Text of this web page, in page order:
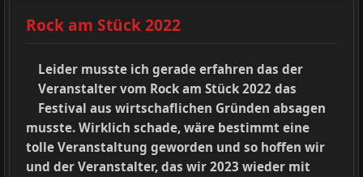
Rock am Stück 2022
Leider musste ich gerade erfahren das der
Veranstalter vom Rock am Stück 2022 das
Festival aus wirtschaflichen Gründen absagen
musste. Wirklich schade, wäre bestimmt eine
tolle Veranstaltung geworden und so hoffen wir
und der Veranstalter, das wir 2023 wieder mit